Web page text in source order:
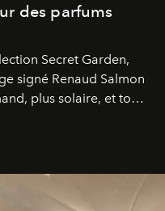
des parfums
Secret Garden,
signé Renaud Salmon
plus solaire, et tout